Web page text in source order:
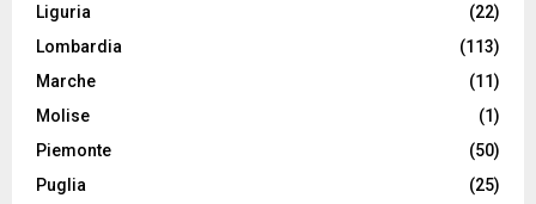
Liguria
(22)
Lombardia
(113)
Marche
(11)
Molise
(1)
Piemonte
(50)
Puglia
(25)